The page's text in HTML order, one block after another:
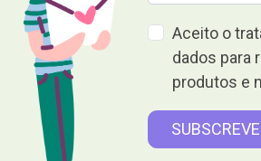
Aceito o
dados para
produtos e